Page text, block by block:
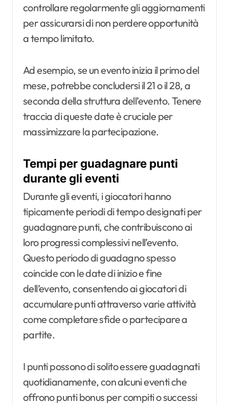
controllare regolarmente gli aggiornamenti
per assicurarsi di non perdere opportunità
a tempo limitato.
Ad esempio, se un evento inizia il primo del
mese, potrebbe concludersi il 21 o il 28, a
seconda della struttura dell’evento. Tenere
traccia di queste date è cruciale per
massimizzare la partecipazione.
Tempi per guadagnare punti
durante gli eventi
Durante gli eventi, i giocatori hanno
tipicamente periodi di tempo designati per
guadagnare punti, che contribuiscono ai
loro progressi complessivi nell’evento.
Questo periodo di guadagno spesso
coincide con le date di inizio e fine
dell’evento, consentendo ai giocatori di
accumulare punti attraverso varie attività
come completare sfide o partecipare a
partite.
I punti possono di solito essere guadagnati
quotidianamente, con alcuni eventi che
offrono punti bonus per compiti o successi